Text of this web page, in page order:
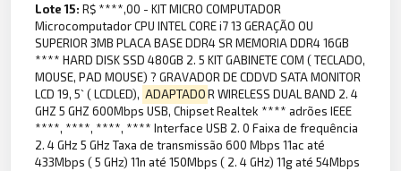
Lote 15:R$ ****,00 - KIT MICRO COMPUTADOR
Microcomputador CPU INTEL CORE i7 13 GERAÇÃO OU
SUPERIOR 3MB PLACA BASE DDR4 SR MEMORIA DDR4 16GB
**** HARD DISK SSD 480GB 2. 5 KIT GABINETE COM ( TECLADO,
MOUSE, PAD MOUSE) ? GRAVADOR DE CDDVD SATA MONITOR
LCD 19, 5` ( LCDLED), ADAPTADOR WIRELESS DUAL BAND 2. 4
GHZ 5 GHZ 600Mbps USB, Chipset Realtek **** adrões IEEE
****, ****, ****, **** Interface USB 2. 0 Faixa de frequência
2. 4 GHz 5 GHz Taxa de transmissão 600 Mbps 11ac até
433Mbps ( 5 GHz) 11n até 150Mbps ( 2. 4 GHz) 11g até 54Mbps